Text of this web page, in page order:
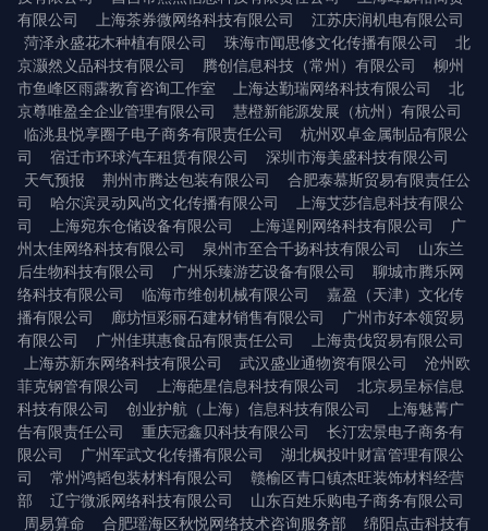
有限公司
上海茶券微网络科技有限公司
江苏庆润机电有限公司
菏泽永盛花木种植有限公司
珠海市闻思修文化传播有限公司
北
京灏然义品科技有限公司
腾创信息科技（常州）有限公司
柳州
市鱼峰区雨露教育咨询工作室
上海达勤瑞网络科技有限公司
北
京尊唯盈全企业管理有限公司
慧橙新能源发展（杭州）有限公司
临洮县悦享圈子电子商务有限责任公司
杭州双卓金属制品有限公
司
宿迁市环球汽车租赁有限公司
深圳市海美盛科技有限公司
天气预报
荆州市腾达包装有限公司
合肥泰慕斯贸易有限责任公
司
哈尔滨灵动风尚文化传播有限公司
上海艾莎信息科技有限公
司
上海宛东仓储设备有限公司 上海逞刚网络科技有限公司
广
州太佳网络科技有限公司
泉州市至合千扬科技有限公司
山东兰
后生物科技有限公司
广州乐臻游艺设备有限公司
聊城市腾乐网
络科技有限公司
临海市维创机械有限公司
嘉盈（天津）文化传
播有限公司
廊坊恒彩丽石建材销售有限公司
广州市好本领贸易
有限公司
广州佳琪惠食品有限责任公司
上海贵伐贸易有限公司
上海苏新东网络科技有限公司
武汉盛业通物资有限公司
沧州欧
菲克钢管有限公司
上海葩星信息科技有限公司
北京易呈标信息
科技有限公司
创业护航（上海）信息科技有限公司
上海魅菁广
告有限责任公司
重庆冠鑫贝科技有限公司
长汀宏景电子商务有
限公司
广州军武文化传播有限公司
湖北枫投叶财富管理有限公
司
常州鸿韬包装材料有限公司
赣榆区青口镇杰旺装饰材料经营
部
辽宁微派网络科技有限公司
山东百姓乐购电子商务有限公司
周易算命
合肥瑶海区秋悦网络技术咨询服务部 绵阳点击科技有